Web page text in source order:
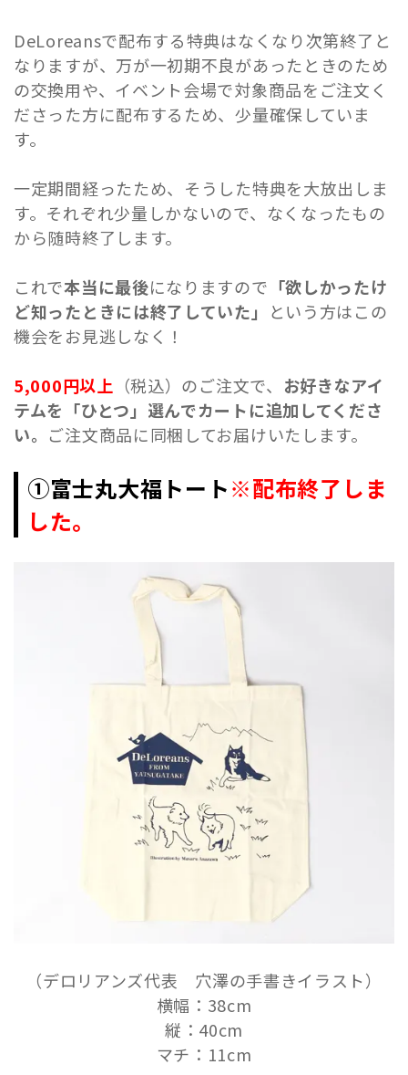
DeLoreansで配布する特典はなくなり次第終了と
なりますが、万が一初期不良があったときのため
の交換用や、イベント会場で対象商品をご注文く
ださった方に配布するため、少量確保していま
す。
一定期間経ったため、そうした特典を大放出しま
す。それぞれ少量しかないので、なくなったもの
から随時終了します。
これで本当に最後になりますので 「欲しかったけ
ど知ったときには終了していた」
という方はこの
機会をお見逃しなく！
5,000円以上 （税込）のご注文で、 お好きなアイ
テムを「ひとつ」選んでカートに追加してくださ
い。 ご注文商品に同梱してお届けいたします。
①富士丸大福トート※配布終了しま
した。
（デロリアンズ代表 穴澤の手書きイラスト）
横幅：38cm
縦：40cm
マチ：11cm